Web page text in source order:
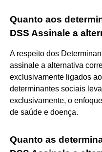
Quanto aos
DSS Assinale a
A respeito dos
assinale a alternativa
exclusivamente ligados
determinantes sociais
exclusivamente, o
de saúde e doença.
Quanto as